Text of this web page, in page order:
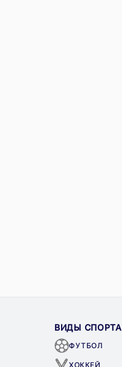
ВИДЫ СПОРТА
ФУТБОЛ
ХОККЕЙ